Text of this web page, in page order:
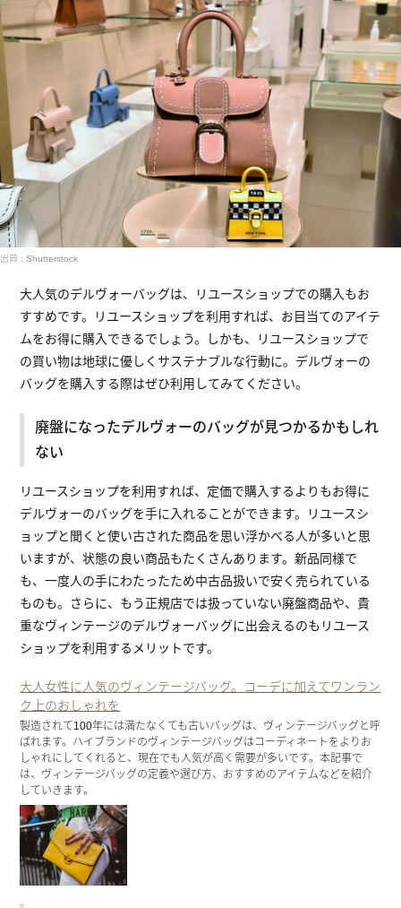
出典 : Shutterstock
大人気のデルヴォーバッグは、リユースショップでの購入もお
すすめです。リユースショップを利用すれば、お目当てのアイテ
ムをお得に購入できるでしょう。しかも、リユースショップで
の買い物は地球に優しくサステナブルな行動に。デルヴォーの
バッグを購入する際はぜひ利用してみてください。
廃盤になったデルヴォーのバッグが見つかるかもしれ
ない
リユースショップを利用すれば、定価で購入するよりもお得に
デルヴォーのバッグを手に入れることができます。リユースシ
ョップと聞くと使い古された商品を思い浮かべる人が多いと思
いますが、状態の良い商品もたくさんあります。新品同様で
も、一度人の手にわたったため中古品扱いで安く売られている
ものも。さらに、もう正規店では扱っていない廃盤商品や、貴
重なヴィンテージのデルヴォーバッグに出会えるのもリユース
ショップを利用するメリットです。
大人女性に人気のヴィンテージバッグ。コーデに加えてワンラン
ク上のおしゃれを
製造されて100年には満たなくても古いバッグは、ヴィンテージバッグと呼
ばれます。ハイブランドのヴィンテージバッグはコーディネートをよりお
しゃれにしてくれると、現在でも人気が高く需要が多いです。本記事で
は、ヴィンテージバッグの定義や選び方、おすすめのアイテムなどを紹介
していきます。